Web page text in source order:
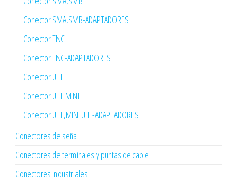
Conector SMA,SMB-ADAPTADORES
Conector TNC
Conector TNC-ADAPTADORES
Conector UHF
Conector UHF MINI
Conector UHF,MINI UHF-ADAPTADORES
Conectores de señal
Conectores de terminales y puntas de cable
Conectores industriales